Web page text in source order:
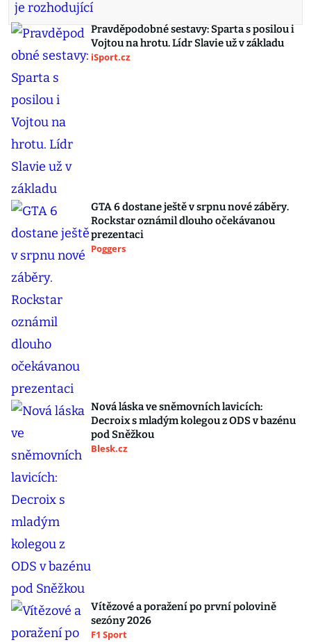
Pravděpodobné sestavy: Sparta s posilou i
Vojtou na hrotu. Lídr Slavie už v základu
iSport.cz
GTA 6 dostane ještě v srpnu nové záběry.
Rockstar oznámil dlouho očekávanou
prezentaci
Poggers
Nová láska ve sněmovních lavicích:
Decroix s mladým kolegou z ODS v bazénu
pod Sněžkou
Blesk.cz
Vítězové a poražení po první polovině
sezóny 2026
F1 Sport